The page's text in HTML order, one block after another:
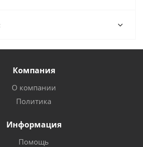
Компания
О компании
Политика
Информация
Помощь